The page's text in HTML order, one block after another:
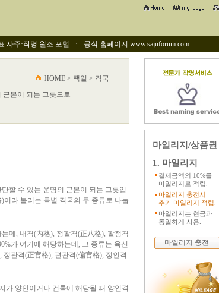
사주·작명 원조 포털 ㆍ 공식 홈페이지 www.sajuforum.com
HOME > 택일 > 격국
근본이 되는 그릇으로
할 수 있는 운명의 근본이 되는 그릇입
라 불리는 특별 격국의 두 종류로 나눕
데, 내격(內格), 정팔격(正八格), 팔정격
가 여기에 해당하는데, 그 종류는 육신
관격(正官格), 편관격(偏官格), 정인격
가 양인이거나 건록에 해당될 때 양인격
마일리지/상품권
1. 마일리지
결제금액의 10%를
마일리지로 적립.
마일리지 충전시
추가 마일리지 적립.
마일리지는 현금과
동일하게 사용.
마일리지 충전